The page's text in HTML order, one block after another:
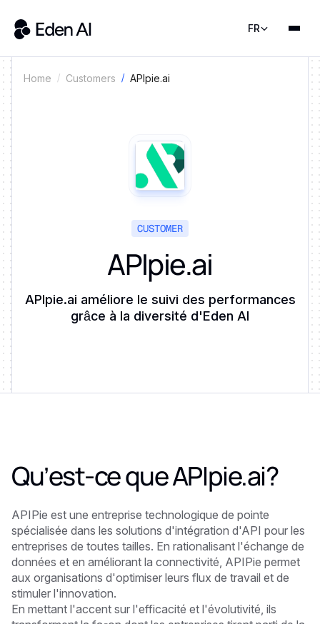
FR
Home Customers APIpie.ai
CUSTOMER
APIpie.ai
APIpie.ai améliore le suivi des performances
grâce à la diversité d'Eden AI
Qu’est-ce queAPIpie.ai?
APIPie est une entreprise technologique de pointe
spécialisée dans les solutions d'intégration d'API pour les
entreprises de toutes tailles. En rationalisant l'échange de
données et en améliorant la connectivité, APIPie permet
aux organisations d'optimiser leurs flux de travail et de
stimuler l'innovation.
En mettant l'accent sur l'efficacité et l'évolutivité, ils